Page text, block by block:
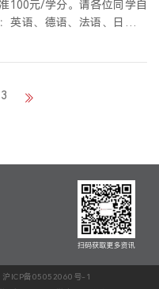
100元/学分。请各位同学自
英语、德语、法语、日语辅
重新学习学费及辅修学费。
3
沪ICP备05052060号-1